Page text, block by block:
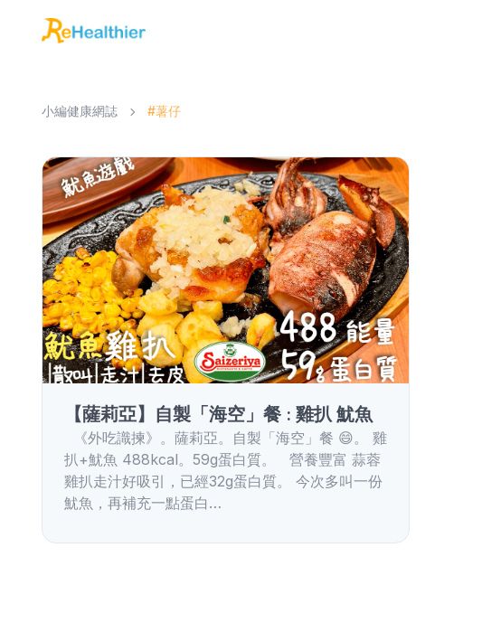
小編健康網誌 #薯仔
【薩莉亞】自製「海空」餐 : 雞扒 魷魚
《外吃識揀》。薩莉亞。自製「海空」餐 😄。 雞
扒+魷魚 488kcal。59g蛋白質。 營養豐富 蒜蓉
雞扒走汁好吸引，已經32g蛋白質。 今次多叫一份
魷魚，再補充一點蛋白…